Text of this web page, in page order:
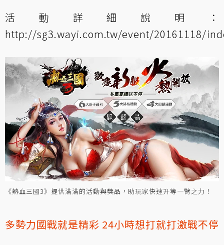
活動詳細說明：
http://sg3.wayi.com.tw/event/20161118/
《熱血三國3》提供滿滿的活動與獎品，助玩家快速升等一臂之力！
多勢力國戰就是精彩 24小時想打就打激戰不停